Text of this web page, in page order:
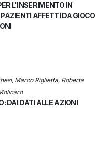
L'INSERIMENTO IN
AFFETTI DA GIOCO
Marco Riglietta, Roberta
DAI DATI ALLE AZIONI